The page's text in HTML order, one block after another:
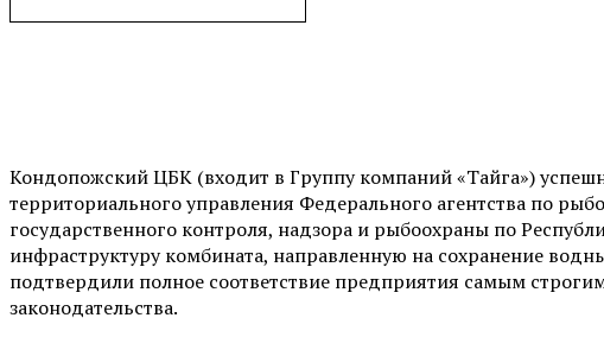
Кондопожский ЦБК (входит в Группу компаний «Тайга»)
территориального управления Федерального агентства по
государственного контроля, надзора и рыбоохраны по
инфраструктуру комбината, направленную на сохранение
подтвердили полное соответствие предприятия самым
законодательства.